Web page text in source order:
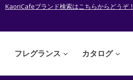
KaoriCafeブランド検索はこちらからどうぞ！
フレグランス カタログ